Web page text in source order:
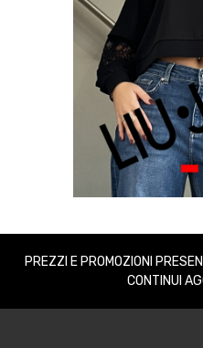
PREZZI E PROMOZIONI
CONTINUI